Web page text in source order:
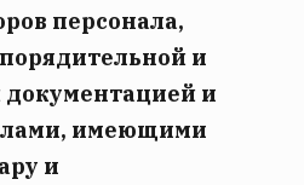
персонала,
и
документацией и
имеющими
и